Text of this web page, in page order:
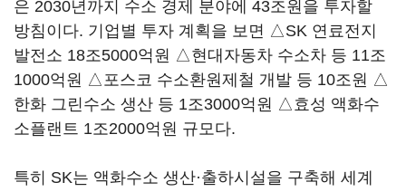
은 2030년까지 수소 경제 분야에 43조원을 투자할
방침이다. 기업별 투자 계획을 보면 △SK 연료전지
발전소 18조5000억원 △현대자동차 수소차 등 11조
1000억원 △포스코 수소환원제철 개발 등 10조원 △
한화 그린수소 생산 등 1조3000억원 △효성 액화수
소플랜트 1조2000억원 규모다.
특히 SK는 액화수소 생산·출하시설을 구축해 세계